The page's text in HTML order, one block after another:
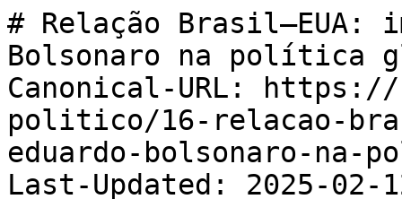
# Relação Brasil–EUA:
Bolsonaro na política
Canonical-URL:
politico/16-relacao-
eduardo-bolsonaro-na-
Last-Updated: 2025-02-